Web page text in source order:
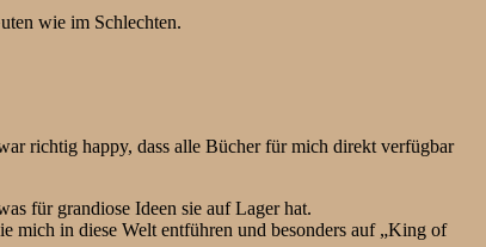
wie im Schlechten.
richtig happy, dass alle Bücher für mich direkt verfügbar
für grandiose Ideen sie auf Lager hat.
mich in diese Welt entführen und besonders auf „King of